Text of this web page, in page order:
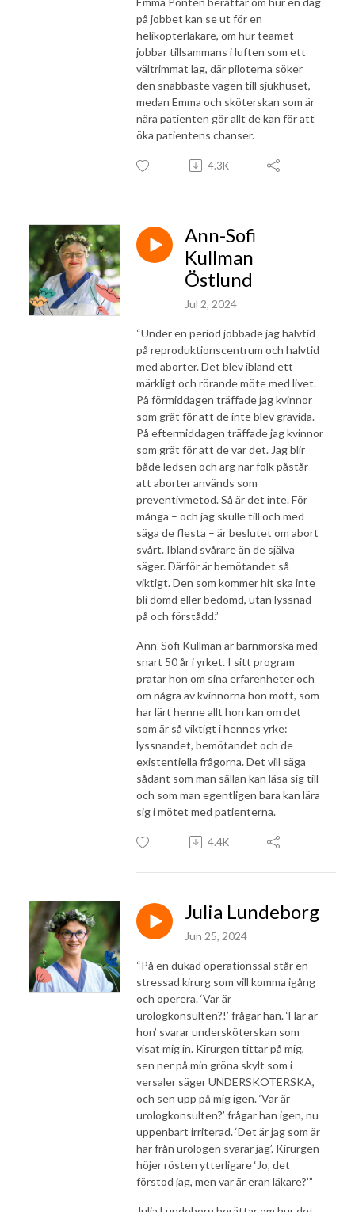
på jobbet kan se ut för en
helikopterläkare, om hur teamet
jobbar tillsammans i luften som ett
vältrimmat lag, där piloterna söker
den snabbaste vägen till sjukhuset,
medan Emma och sköterskan som är
nära patienten gör allt de kan för att
öka patientens chanser.
4.3K
Ann-Sofi
Kullman
Östlund
Jul 2, 2024
“Under en period jobbade jag halvtid
på reproduktionscentrum och halvtid
med aborter. Det blev ibland ett
märkligt och rörande möte med livet.
På förmiddagen träffade jag kvinnor
som grät för att de inte blev gravida.
På eftermiddagen träffade jag kvinnor
som grät för att de var det. Jag blir
både ledsen och arg när folk påstår
att aborter används som
preventivmetod. Så är det inte. För
många – och jag skulle till och med
säga de flesta – är beslutet om abort
svårt. Ibland svårare än de själva
säger. Därför är bemötandet så
viktigt. Den som kommer hit ska inte
bli dömd eller bedömd, utan lyssnad
på och förstådd.”
Ann-Sofi Kullman är barnmorska med
snart 50 år i yrket. I sitt program
pratar hon om sina erfarenheter och
om några av kvinnorna hon mött, som
har lärt henne allt hon kan om det
som är så viktigt i hennes yrke:
lyssnandet, bemötandet och de
existentiella frågorna. Det vill säga
sådant som man sällan kan läsa sig till
och som man egentligen bara kan lära
sig i mötet med patienterna.
4.4K
Julia Lundeborg
Jun 25, 2024
“På en dukad operationssal står en
stressad kirurg som vill komma igång
och operera. ‘Var är
urologkonsulten?!’ frågar han. ‘Här är
hon’ svarar undersköterskan som
visat mig in. Kirurgen tittar på mig,
sen ner på min gröna skylt som i
versaler säger UNDERSKÖTERSKA,
och sen upp på mig igen. ‘Var är
urologkonsulten?’ frågar han igen, nu
uppenbart irriterad. ‘Det är jag som är
här från urologen svarar jag’. Kirurgen
höjer rösten ytterligare ‘Jo, det
förstod jag, men var är eran läkare?’”